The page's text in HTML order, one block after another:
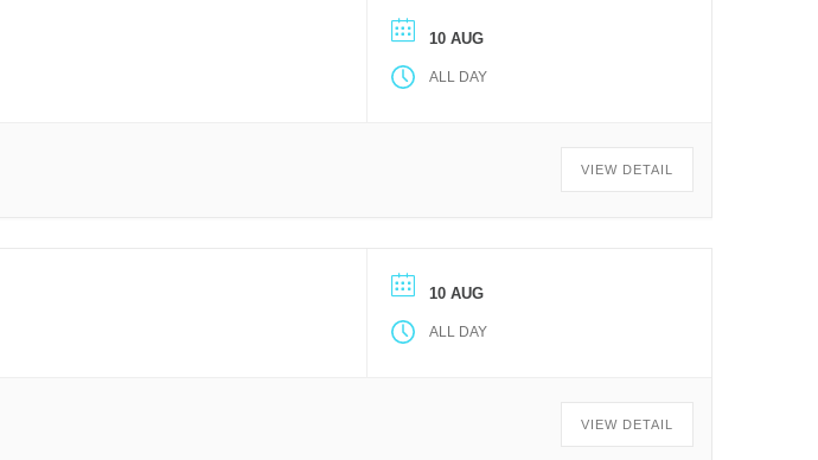
10 AUG
ALL DAY
VIEW DETAIL
10 AUG
ALL DAY
VIEW DETAIL